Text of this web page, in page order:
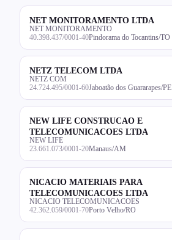
NET MONITORAMENTO LTDA
NET MONITORAMENTO
40.398.437/0001-40Pindorama do Tocantins/TO
NETZ TELECOM LTDA
NETZ COM
24.724.495/0001-60Jaboatão dos Guararapes/PE
NEW LIFE CONSTRUCAO E
TELECOMUNICACOES LTDA
NEW LIFE
23.661.073/0001-20Manaus/AM
NICACIO MATERIAIS PARA
TELECOMUNICACOES LTDA
NICACIO TELECOMUNICACOES
42.362.059/0001-70Porto Velho/RO